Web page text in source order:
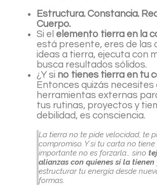
Estructura. Constancia.
Cuerpo.
Si el elemento tierra en la
está presente, eres de las
ideas a tierra, ejecuta con
busca resultados sólidos.
¿Y si no tienes tierra en tu
Entonces quizás
herramientas externas
tus rutinas, proyectos y
debilidad, es consciencia.
La tierra no te pide velocidad, te
compromiso. Y si tu carta no tiene
importante no es forzarla… sino
alianzas con quienes sí la tienen
estructurar tu energía desde
formas.